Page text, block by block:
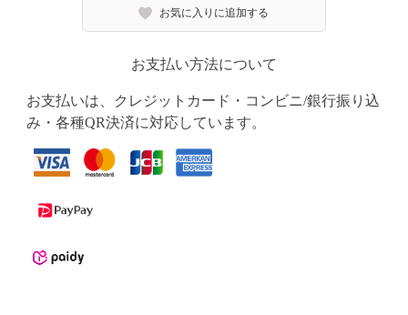
お気に入りに追加する
お支払い方法について
お支払いは、クレジットカード・コンビニ/銀行振り込
み・各種QR決済に対応しています。